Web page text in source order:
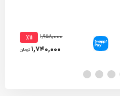
۱,۹۵۸,۰۰۰ ٪۱۱
۱,۷۴۰,۰۰۰ تومان